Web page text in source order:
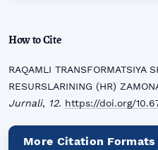
How to Cite
RAQAMLI TRANSFORMATSIYA
RESURSLARINING (HR)
Jurnali, 12. https://doi.org/
More Citation Formats